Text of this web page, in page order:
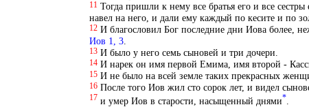
11 Тогда пришли к нему все братья его и все
навел на него, и дали ему каждый по кесите и по
12 И благословил Бог последние дни Иова более,
Иов 1, 3.
13 И было у него семь сыновей и три дочери.
14 И нарек он имя первой Емима, имя второй -
15 И не было на всей земле таких прекрасных
16 После того Иов жил сто сорок лет, и видел
17 и умер Иов в старости, насыщенный днями*